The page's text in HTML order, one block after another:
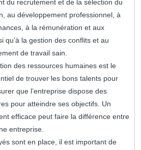
du recrutement et de la sélection du
au développement professionnel, à
à la rémunération et aux
qu’à la gestion des conflits et au
de travail sain.
des ressources humaines est le
de trouver les bons talents pour
que l’entreprise dispose des
pour atteindre ses objectifs. Un
efficace peut faire la différence entre
entreprise.
sont en place, il est important de